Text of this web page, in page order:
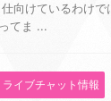
向けているわけ
てま ...
イブチャット情報